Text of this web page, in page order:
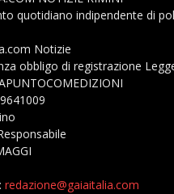
quotidiano indipendente di
Notizie
obbligo di registrazione
redazione@gaiaitalia.com